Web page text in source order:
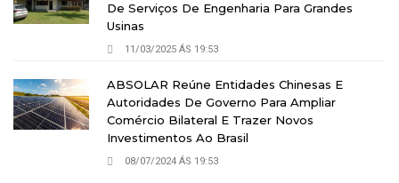
De Serviços De Engenharia Para Grandes
Usinas
11/03/2025 ÁS 19:53
ABSOLAR Reúne Entidades Chinesas E
Autoridades De Governo Para Ampliar
Comércio Bilateral E Trazer Novos
Investimentos Ao Brasil
08/07/2024 ÁS 19:53